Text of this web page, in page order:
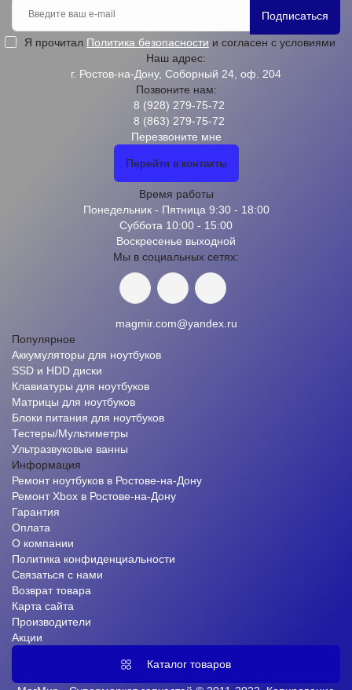
Подписаться
Я прочитал Политика безопасности и согласен с условиями
Наш адрес:
г. Ростов-на-Дону, Соборный 24, оф. 204
Позвоните нам:
8 (928) 279-75-72
8 (863) 279-75-72
Перезвоните мне
Перейти в контакты
Время работы
Понедельник - Пятница 9:30 - 18:00
Суббота 10:00 - 15:00
Воскресенье выходной
Мы в социальных сетях:
magmir.com@yandex.ru
Популярное
Аккумуляторы для ноутбуков
SSD и HDD диски
Клавиатуры для ноутбуков
Матрицы для ноутбуков
Блоки питания для ноутбуков
Тестеры/Мультиметры
Ультразвуковые ванны
Информация
Ремонт ноутбуков в Ростове-на-Дону
Ремонт Xbox в Ростове-на-Дону
Гарантия
Оплата
О компании
Политика конфиденциальности
Связаться с нами
Возврат товара
Карта сайта
Производители
Акции
Каталог товаров